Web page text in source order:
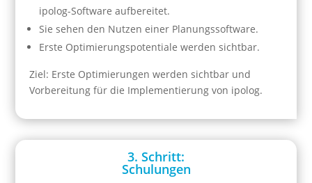
ipolog-Software aufbereitet.
Sie sehen den Nutzen einer Planungssoftware.
Erste Optimierungspotentiale werden sichtbar.
Ziel: Erste Optimierungen werden sichtbar und
Vorbereitung für die Implementierung von ipolog.
3. Schritt:
Schulungen